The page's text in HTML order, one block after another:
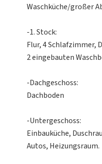
Waschküche/großer
-1. Stock:
Flur, 4 Schlafzimmer,
2 eingebauten
-Dachgeschoss:
Dachboden
-Untergeschoss:
Einbauküche,
Autos, Heizungsraum.